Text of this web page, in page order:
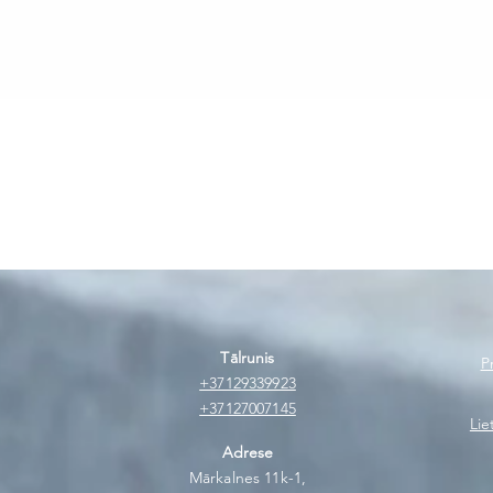
Tālrunis
+37129339923
+37127007145
Adrese
Mārkalnes 11k-1,